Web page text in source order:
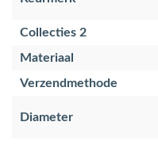
Collecties 2
Materiaal
Verzendmethode
Diameter